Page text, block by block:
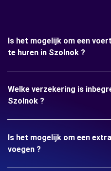
Is het mogelijk om een
te huren in Szolnok ?
Welke verzekering is
Szolnok ?
Is het mogelijk om een
voegen ?